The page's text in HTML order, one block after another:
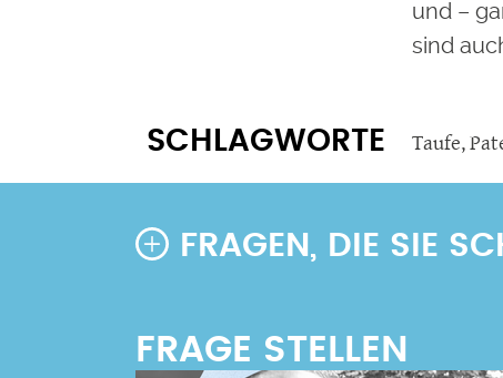
und –
sind
SCHLAGWORTE Taufe,
FRAGEN, DIE SIE